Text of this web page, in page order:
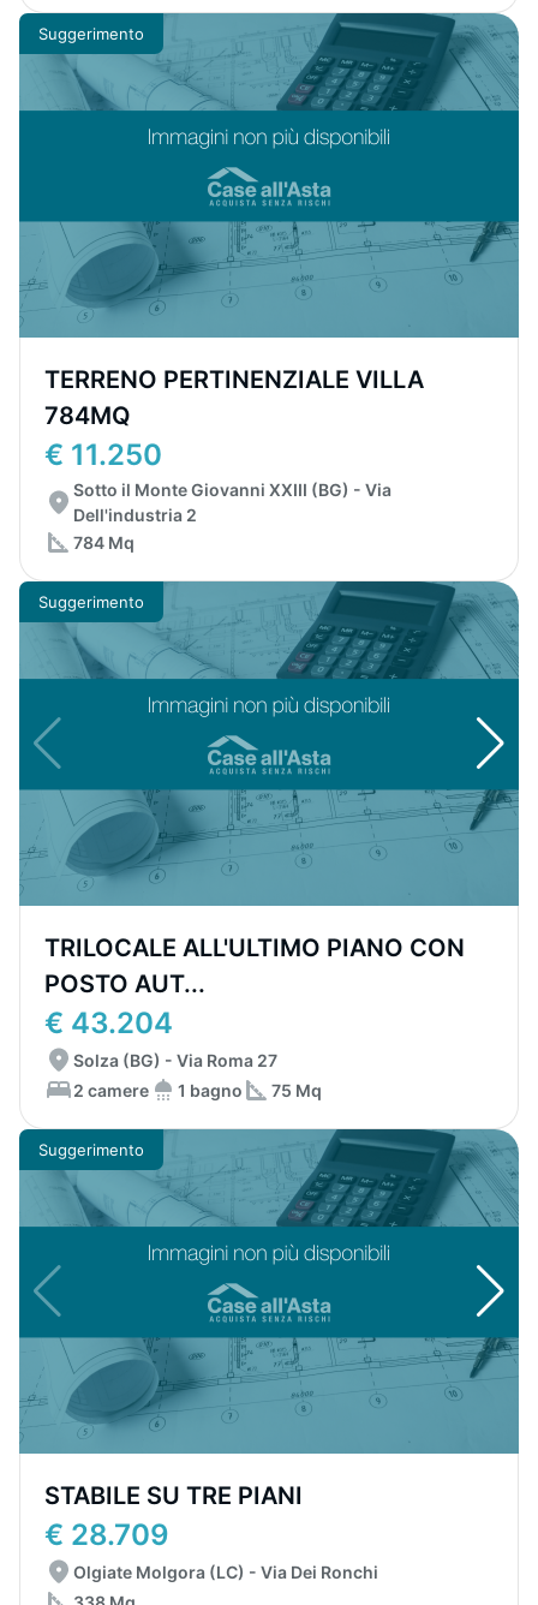
Suggerimento
TERRENO PERTINENZIALE VILLA
784MQ
€ 11.250
Sotto il Monte Giovanni XXIII (BG) - Via
Dell'industria 2
784 Mq
Suggerimento
TRILOCALE ALL'ULTIMO PIANO CON
POSTO AUT...
€ 43.204
Solza (BG) - Via Roma 27
2 camere
1 bagno 75 Mq
Suggerimento
STABILE SU TRE PIANI
€ 28.709
Olgiate Molgora (LC) - Via Dei Ronchi